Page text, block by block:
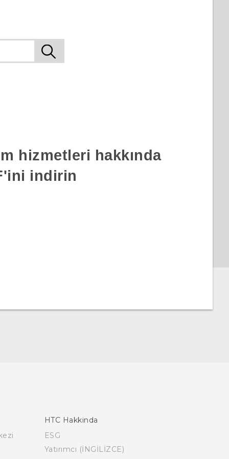
hizmetleri hakkında
indirin
HTC Hakkinda
ESG
Yatırımcı (İNGİLİZCE)